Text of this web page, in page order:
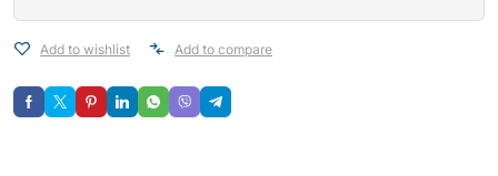
Add to wishlist Add to compare